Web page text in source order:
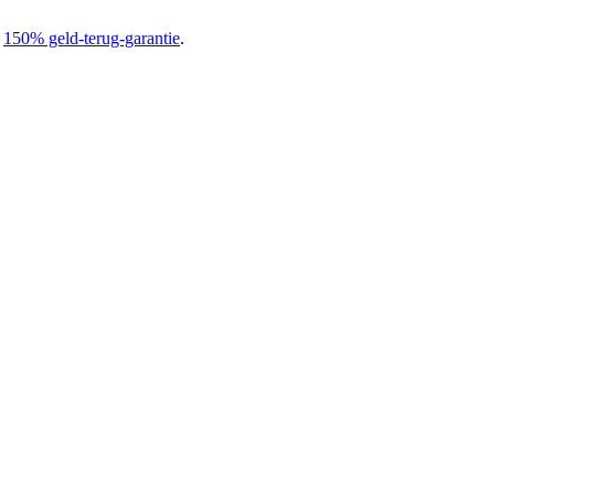
150% geld-terug-garantie.